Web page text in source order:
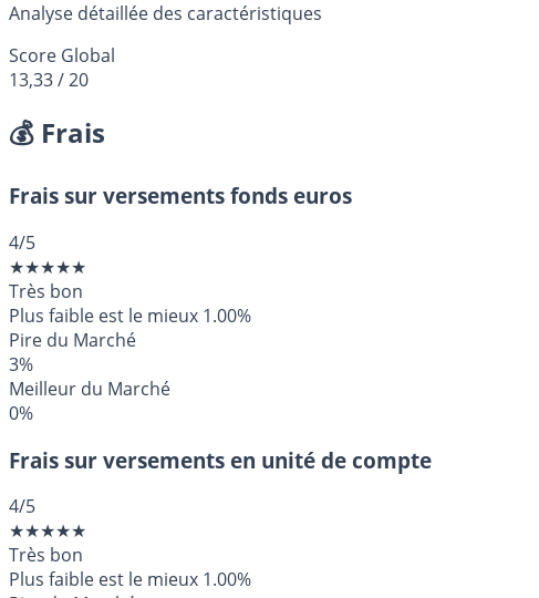
Analyse détaillée des caractéristiques
Score Global
13,33/ 20
💰 Frais
Frais sur versements fonds euros
4/5
★★★★★
Très bon
Plus faible est le mieux 1.00%
Pire du Marché
3%
Meilleur du Marché
0%
Frais sur versements en unité de compte
4/5
★★★★★
Très bon
Plus faible est le mieux 1.00%